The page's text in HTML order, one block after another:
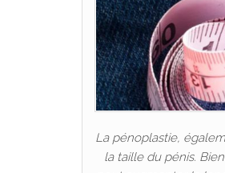
La pénoplastie,
la taille du pénis.